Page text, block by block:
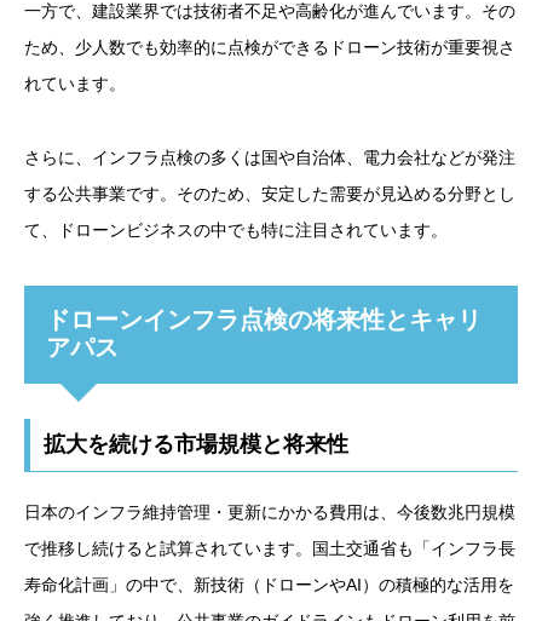
一方で、建設業界では技術者不足や高齢化が進んでいます。その
ため、少人数でも効率的に点検ができるドローン技術が重要視さ
れています。
さらに、インフラ点検の多くは国や自治体、電力会社などが発注
する公共事業です。そのため、安定した需要が見込める分野とし
て、ドローンビジネスの中でも特に注目されています。
ドローンインフラ点検の将来性とキャリ
アパス
拡大を続ける市場規模と将来性
日本のインフラ維持管理・更新にかかる費用は、今後数兆円規模
で推移し続けると試算されています。国土交通省も「インフラ長
寿命化計画」の中で、新技術（ドローンやAI）の積極的な活用を